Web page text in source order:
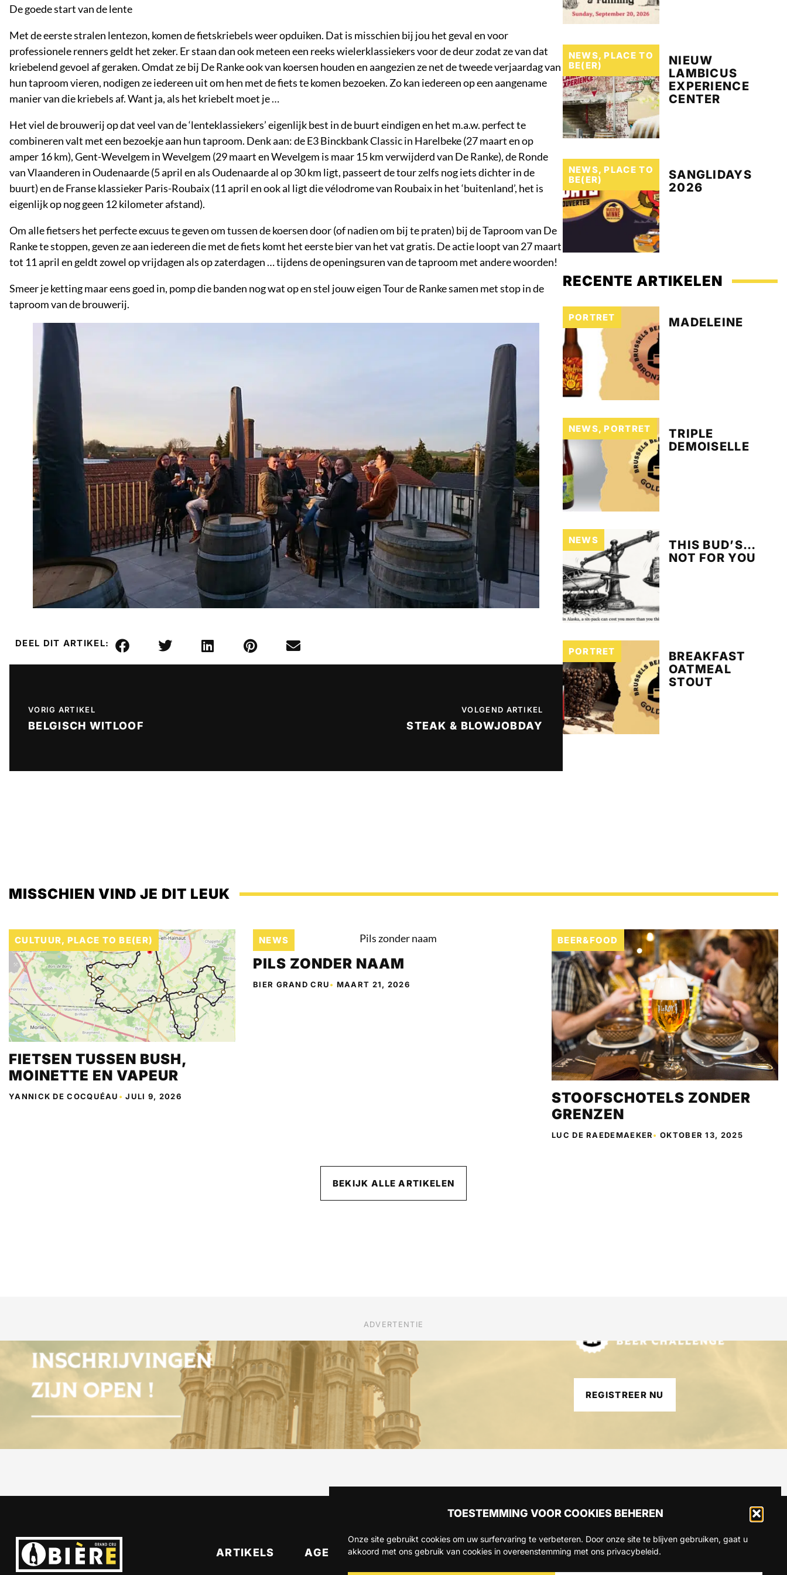
TOESTEMMING VOOR COOKIES BEHEREN
Onze site gebruikt cookies om uw surfervaring te verbeteren. Door onze site te blijven gebruiken, gaat u
akkoord met ons gebruik van cookies in overeenstemming met ons privacybeleid.
De goede start van de lente
Met de eerste stralen lentezon, komen de fietskriebels weer opduiken. Dat is misschien bij jou het geval en voor
professionele renners geldt het zeker. Er staan dan ook meteen een reeks wielerklassiekers voor de deur zodat ze van dat
kriebelend gevoel af geraken. Omdat ze bij De Ranke ook van koersen houden en aangezien ze net de tweede verjaardag van
hun taproom vieren, nodigen ze iedereen uit om hen met de fiets te komen bezoeken. Zo kan iedereen op een aangename
manier van die kriebels af. Want ja, als het kriebelt moet je …
Het viel de brouwerij op dat veel van de ‘lenteklassiekers’ eigenlijk best in de buurt eindigen en het m.a.w. perfect te
combineren valt met een bezoekje aan hun taproom. Denk aan: de E3 Binckbank Classic in Harelbeke (27 maart en op
amper 16 km), Gent-Wevelgem in Wevelgem (29 maart en Wevelgem is maar 15 km verwijderd van De Ranke), de Ronde
van Vlaanderen in Oudenaarde (5 april en als Oudenaarde al op 30 km ligt, passeert de tour zelfs nog iets dichter in de
buurt) en de Franse klassieker Paris-Roubaix (11 april en ook al ligt die vélodrome van Roubaix in het ‘buitenland’, het is
eigenlijk op nog geen 12 kilometer afstand).
Om alle fietsers het perfecte excuus te geven om tussen de koersen door (of nadien om bij te praten) bij de Taproom van De
Ranke te stoppen, geven ze aan iedereen die met de fiets komt het eerste bier van het vat gratis. De actie loopt van 27 maart
tot 11 april en geldt zowel op vrijdagen als op zaterdagen … tijdens de openingsuren van de taproom met andere woorden!
Smeer je ketting maar eens goed in, pomp die banden nog wat op en stel jouw eigen Tour de Ranke samen met stop in de
taproom van de brouwerij.
DEEL DIT ARTIKEL:
VORIG ARTIKEL
BELGISCH WITLOOF
VOLGEND ARTIKEL
STEAK & BLOWJOBDAY
NEWS,PLACE TO
BE(ER)
NIEUW
LAMBICUS
EXPERIENCE
CENTER
NEWS,PLACE TO
BE(ER)
SANGLIDAYS
2026
RECENTE ARTIKELEN
PORTRET MADELEINE
NEWS,PORTRET
TRIPLE
DEMOISELLE
NEWS
THIS BUD’S…
NOT FOR YOU
PORTRET
BREAKFAST
OATMEAL
STOUT
MISSCHIEN VIND JE DIT LEUK
CULTUUR, PLACE TO BE(ER)
FIETSEN TUSSEN BUSH,
MOINETTE EN VAPEUR
YANNICK DE COCQUÉAU •JULI 9, 2026
NEWS
PILS ZONDER NAAM
BIER GRAND CRU• MAART 21, 2026
BEER&FOOD
STOOFSCHOTELS ZONDER
GRENZEN
LUC DE RAEDEMAEKER•OKTOBER 13, 2025
BEKIJK ALLE ARTIKELEN
ADVERTENTIE
REGISTREER NU
ARTIKELS AGENDA OVER ONS CONTACT